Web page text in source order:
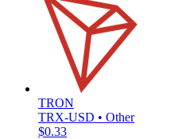
TRON
TRX-USD • Other
$0.33